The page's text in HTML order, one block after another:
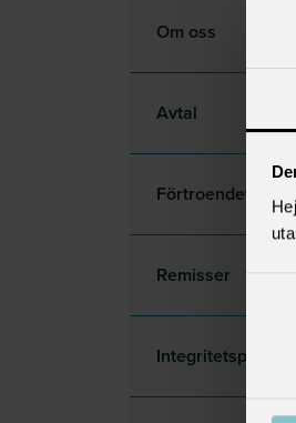
Om oss
Avtal
Förtroendevald
Remisser
Integritetspolicy